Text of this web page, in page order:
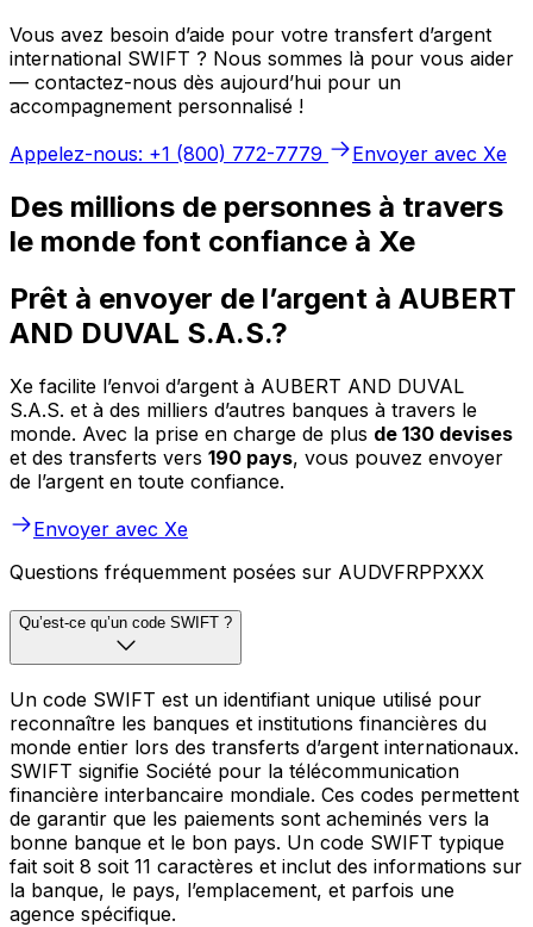
Vous avez besoin d’aide pour votre transfert d’argent
international SWIFT ? Nous sommes là pour vous aider
— contactez-nous dès aujourd’hui pour un
accompagnement personnalisé !
Appelez-nous: +1 (800) 772-7779
Envoyer avec Xe
Des millions de personnes à travers
le monde font confiance à Xe
Prêt à envoyer de l’argent à AUBERT
AND DUVAL S.A.S.?
Xe facilite l’envoi d’argent à AUBERT AND DUVAL
S.A.S. et à des milliers d’autres banques à travers le
monde. Avec la prise en charge de plus de 130 devises
et des transferts vers 190 pays, vous pouvez envoyer
de l’argent en toute confiance.
Envoyer avec Xe
Questions fréquemment posées sur AUDVFRPPXXX
Qu’est-ce qu’un code SWIFT ?
Un code SWIFT est un identifiant unique utilisé pour
reconnaître les banques et institutions financières du
monde entier lors des transferts d’argent internationaux.
SWIFT signifie Société pour la télécommunication
financière interbancaire mondiale. Ces codes permettent
de garantir que les paiements sont acheminés vers la
bonne banque et le bon pays. Un code SWIFT typique
fait soit 8 soit 11 caractères et inclut des informations sur
la banque, le pays, l’emplacement, et parfois une
agence spécifique.